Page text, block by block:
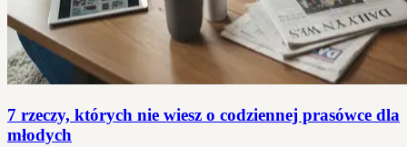
7 rzeczy, których nie wiesz o codziennej prasówce dla
młodych